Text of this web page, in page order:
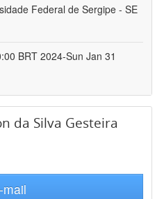
Federal de Sergipe - SE
BRT 2024-Sun Jan 31
da Silva Gesteira
mail